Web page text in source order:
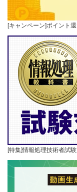
[キャンペーン]ポイント
[特集]情報処理技術者試